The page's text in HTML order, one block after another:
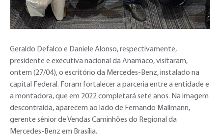
Geraldo Defalco e Daniele Alonso, respectivamente,
presidente e executiva nacional da Anamaco, visitaram,
ontem (27/04), o escritório da Mercedes-Benz, instalado na
capital Federal. Foram fortalecer a parceria entre a entidade e
a montadora, que em 2022 completará sete anos. Na imagem
descontraída, aparecem ao lado de Fernando Mallmann,
gerente sênior de Vendas Caminhões do Regional da
Mercedes-Benz em Brasília.